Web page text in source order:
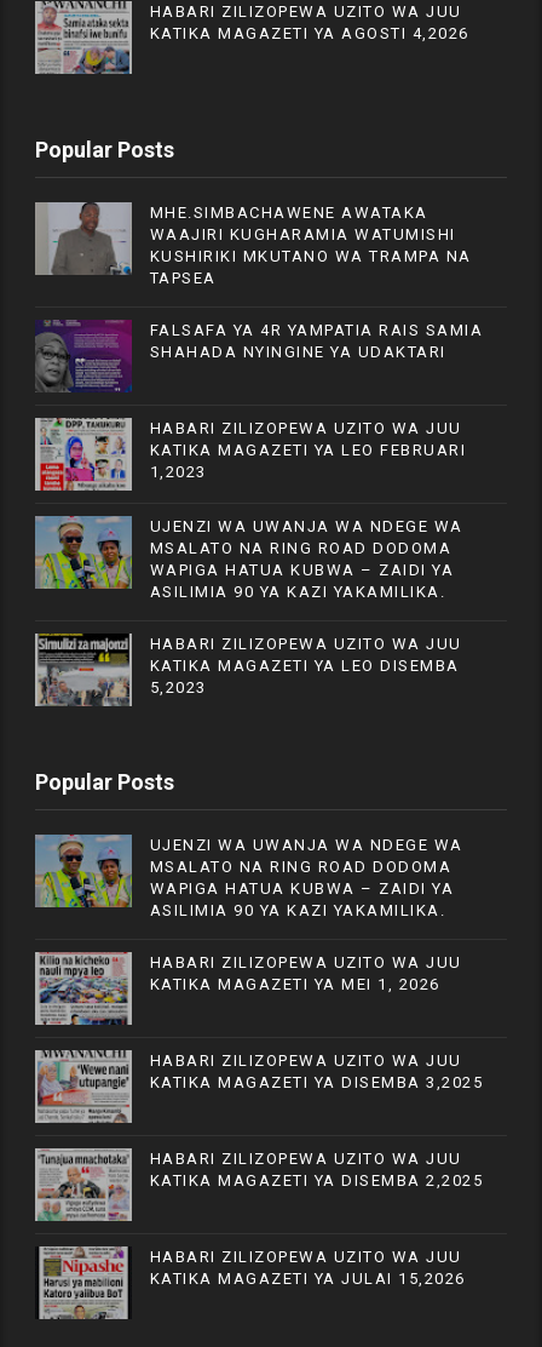
HABARI ZILIZOPEWA UZITO WA JUU
KATIKA MAGAZETI YA AGOSTI 4,2026
Popular Posts
MHE.SIMBACHAWENE AWATAKA
WAAJIRI KUGHARAMIA WATUMISHI
KUSHIRIKI MKUTANO WA TRAMPA NA
TAPSEA
FALSAFA YA 4R YAMPATIA RAIS SAMIA
SHAHADA NYINGINE YA UDAKTARI
HABARI ZILIZOPEWA UZITO WA JUU
KATIKA MAGAZETI YA LEO FEBRUARI
1,2023
UJENZI WA UWANJA WA NDEGE WA
MSALATO NA RING ROAD DODOMA
WAPIGA HATUA KUBWA – ZAIDI YA
ASILIMIA 90 YA KAZI YAKAMILIKA.
HABARI ZILIZOPEWA UZITO WA JUU
KATIKA MAGAZETI YA LEO DISEMBA
5,2023
Popular Posts
UJENZI WA UWANJA WA NDEGE WA
MSALATO NA RING ROAD DODOMA
WAPIGA HATUA KUBWA – ZAIDI YA
ASILIMIA 90 YA KAZI YAKAMILIKA.
HABARI ZILIZOPEWA UZITO WA JUU
KATIKA MAGAZETI YA MEI 1, 2026
HABARI ZILIZOPEWA UZITO WA JUU
KATIKA MAGAZETI YA DISEMBA 3,2025
HABARI ZILIZOPEWA UZITO WA JUU
KATIKA MAGAZETI YA DISEMBA 2,2025
HABARI ZILIZOPEWA UZITO WA JUU
KATIKA MAGAZETI YA JULAI 15,2026